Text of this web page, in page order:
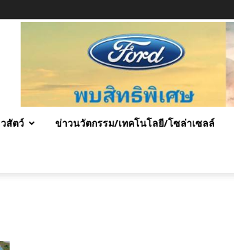
สัตว์ ข่าวนวัตกรรม/เทคโนโลยี/โซล่าเซลล์